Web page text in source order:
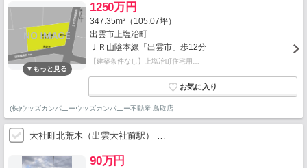
1250万円
347.35m²（105.07坪）
出雲市上塩冶町
ＪＲ山陰本線「出雲市」歩12分
【建築条件なし】上塩冶町住宅用…
(株)ウッズカンパニーウッズカンパニー不動産 鳥取店
大社町北荒木（出雲大社前駅） …
90万円